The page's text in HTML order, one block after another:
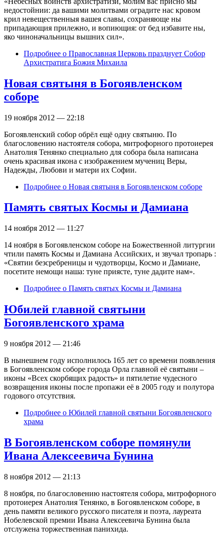
недостойнии: да вашими молитвами оградите нас кровом
крил невещественныя вашея славы, сохраняюще ны
припадающия прилежно, и вопиющия: от бед избавите ны,
яко чиноначальницы вышних сил».
Подробнее о Православная Церковь празднует Собор
Архистратига Божия Михаила
Новая святыня в Богоявленском
соборе
19 ноября 2012 — 22:18
Богоявленский собор обрёл ещё одну святыню. По
благословению настоятеля собора, митрофорного протоиерея
Анатолия Тенянко специально для собора была написана
очень красивая икона с изображением мучениц Веры,
Надежды, Любови и матери их Софии.
Подробнее о Новая святыня в Богоявленском соборе
Память святых Космы и Дамиана
14 ноября 2012 — 11:27
14 ноября в Богоявленском соборе на Божественной литургии
чтили память Космы и Дамиана Ассийских, и звучал тропарь :
«Святии безсребреницы и чудотворцы, Космо и Дамиане,
посетите немощи наша: туне приясте, туне дадите нам».
Подробнее о Память святых Космы и Дамиана
Юбилей главной святыни
Богоявленского храма
9 ноября 2012 — 21:46
В нынешнем году исполнилось 165 лет со времени появления
в Богоявленском соборе города Орла главной её святыни –
иконы «Всех скорбящих радость» и пятилетие чудесного
возвращения иконы после пропажи её в 2005 году и полутора
годового отсутствия.
Подробнее о Юбилей главной святыни Богоявленского
храма
В Богоявленском соборе помянули
Ивана Алексеевича Бунина
8 ноября 2012 — 21:13
8 ноября, по благословению настоятеля собора, митрофорного
протоиерея Анатолия Тенянко, в Богоявленском соборе, в
день памяти великого русского писателя и поэта, лауреата
Нобелевской премии Ивана Алексеевича Бунина была
отслужена торжественная панихида.